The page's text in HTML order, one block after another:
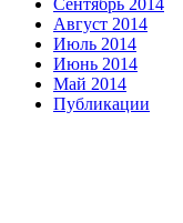
Сентябрь 2014
Август 2014
Июль 2014
Июнь 2014
Май 2014
Публикации